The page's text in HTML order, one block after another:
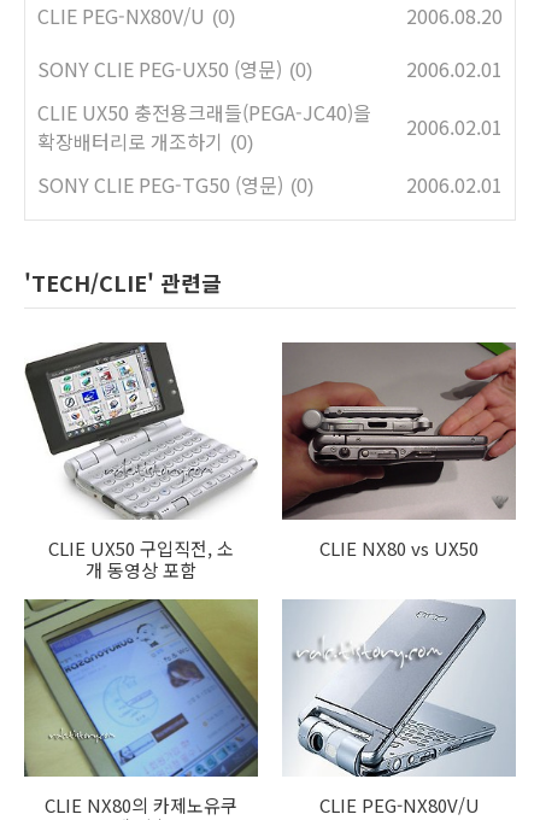
CLIE PEG-NX80V/U (0)
2006.08.20
SONY CLIE PEG-UX50 (영문) (0)
2006.02.01
CLIE UX50 충전용크래들(PEGA-JC40)을
확장배터리로 개조하기 (0)
2006.02.01
SONY CLIE PEG-TG50 (영문) (0) 2006.02.01
'TECH/CLIE' 관련글
CLIE UX50 구입직전, 소
개 동영상 포함
CLIE NX80 vs UX50
CLIE NX80의 카제노유쿠
CLIE PEG-NX80V/U